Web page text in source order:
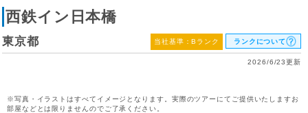
西鉄イン日本橋
東京都 当社基準：Bランク ランクについて
2026/6/23更新
※写真・イラストはすべてイメージとなります。実際のツアーにてご提供いたしますお
部屋などとは限りませんのでご了承ください。